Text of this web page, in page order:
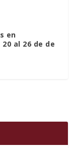
en
20 al 26 de de